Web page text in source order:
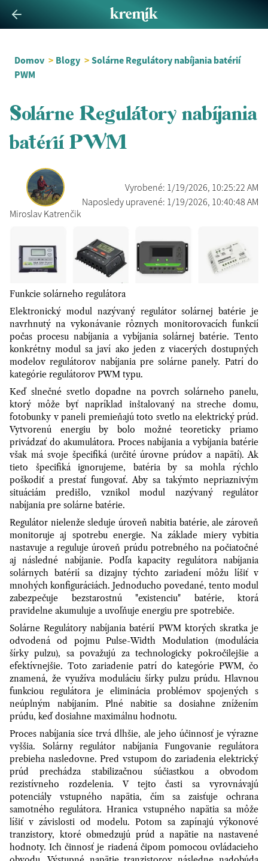
Domov > Blogy > Solárne Regulátory nabíjania batérií
PWM
Solárne Regulátory nabíjania
batérií PWM
Miroslav Katrenčik
Vyrobené: 1/19/2026, 10:25:22 AM
Naposledy upravené: 1/19/2026, 10:40:48 AM
Funkcie solárneho regulátora
Elektronický modul nazývaný regulátor solárnej batérie je
navrhnutý na vykonávanie rôznych monitorovacích funkcií
počas procesu nabíjania a vybíjania solárnej batérie. Tento
konkrétny modul sa javí ako jeden z viacerých dostupných
modelov regulátorov nabíjania pre solárne panely. Patrí do
kategórie regulátorov PWM typu.
Keď slnečné svetlo dopadne na povrch solárneho panelu,
ktorý môže byť napríklad inštalovaný na streche domu,
fotobunky v paneli premieňajú toto svetlo na elektrický prúd.
Vytvorenú energiu by bolo možné teoreticky priamo
privádzať do akumulátora. Proces nabíjania a vybíjania batérie
však má svoje špecifiká (určité úrovne prúdov a napätí). Ak
tieto špecifiká ignorujeme, batéria by sa mohla rýchlo
poškodiť a prestať fungovať. Aby sa takýmto nepriaznivým
situáciám predišlo, vznikol modul nazývaný regulátor
nabíjania pre solárne batérie.
Regulátor nielenže sleduje úroveň nabitia batérie, ale zároveň
monitoruje aj spotrebu energie. Na základe miery vybitia
nastavuje a reguluje úroveň prúdu potrebného na počiatočné
aj následné nabíjanie. Podľa kapacity regulátora nabíjania
solárnych batérií sa dizajny týchto zariadení môžu líšiť v
mnohých konfiguráciách. Jednoducho povedané, tento modul
zabezpečuje bezstarostnú "existenciu" batérie, ktorá
pravidelne akumuluje a uvoľňuje energiu pre spotrebiče.
Solárne Regulátory nabíjania batérií PWM ktorých skratka je
odvodená od pojmu Pulse-Width Modulation (modulácia
šírky pulzu), sa považujú za technologicky pokročilejšie a
efektívnejšie. Toto zariadenie patrí do kategórie PWM, čo
znamená, že využíva moduláciu šírky pulzu prúdu. Hlavnou
funkciou regulátora je eliminácia problémov spojených s
neúplným nabíjaním. Plné nabitie sa dosiahne znížením
prúdu, keď dosiahne maximálnu hodnotu.
Proces nabíjania síce trvá dlhšie, ale jeho účinnosť je výrazne
vyššia. Solárny regulátor nabíjania Fungovanie regulátora
prebieha nasledovne. Pred vstupom do zariadenia elektrický
prúd prechádza stabilizačnou súčiastkou a obvodom
rezistívneho rozdelenia. V tejto časti sa vyrovnávajú
potenciály vstupného napätia, čím sa zaisťuje ochrana
samotného regulátora. Hranica vstupného napätia sa môže
líšiť v závislosti od modelu. Potom sa zapínajú výkonové
tranzistory, ktoré obmedzujú prúd a napätie na nastavené
hodnoty. Ich činnosť je riadená čipom pomocou ovládacieho